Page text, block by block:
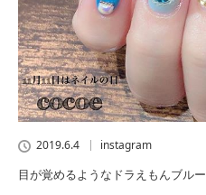
2019.6.4 instagram
目が覚めるようなドラえもんブルー